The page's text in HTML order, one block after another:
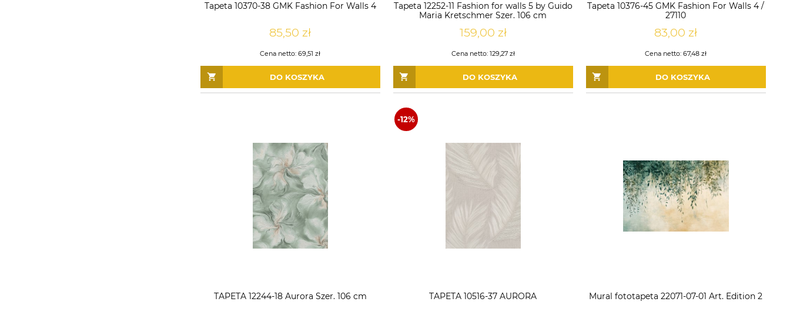
Tapeta 10370-38 GMK Fashion For Walls 4
85,50 zł
Cena netto:69,51 zł
DO KOSZYKA
Tapeta 12252-11 Fashion for walls 5 by Guido
Maria Kretschmer Szer. 106 cm
159,00 zł
Cena netto: 129,27 zł
DO KOSZYKA
Tapeta 10376-45 GMK Fashion For Walls 4 /
27110
83,00 zł
Cena netto:67,48 zł
DO KOSZYKA
TAPETA 12244-18 Aurora Szer. 106 cm TAPETA 10516-37 AURORA Mural fototapeta 22071-07-01 Art. Edition 2